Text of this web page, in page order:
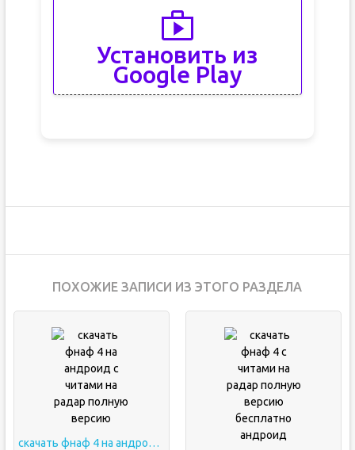
Установить из
Google Play
ПОХОЖИЕ ЗАПИСИ ИЗ ЭТОГО РАЗДЕЛА
скачать фнаф 4 на андроид с читами на радар полную версию